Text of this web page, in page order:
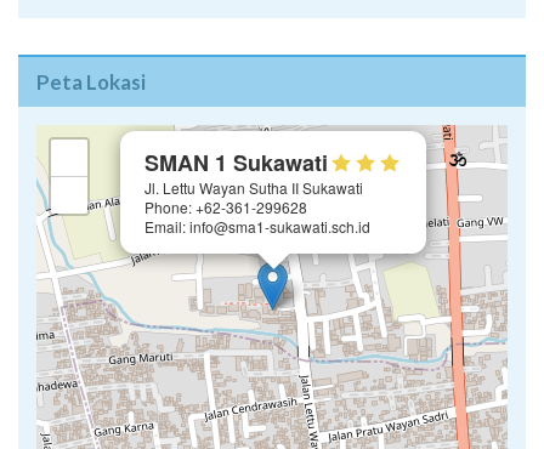
Peta Lokasi
SMAN 1 Sukawati
Jl. Lettu Wayan Sutha II Sukawati
Phone: +62-361-299628
Email: info@sma1-sukawati.sch.id